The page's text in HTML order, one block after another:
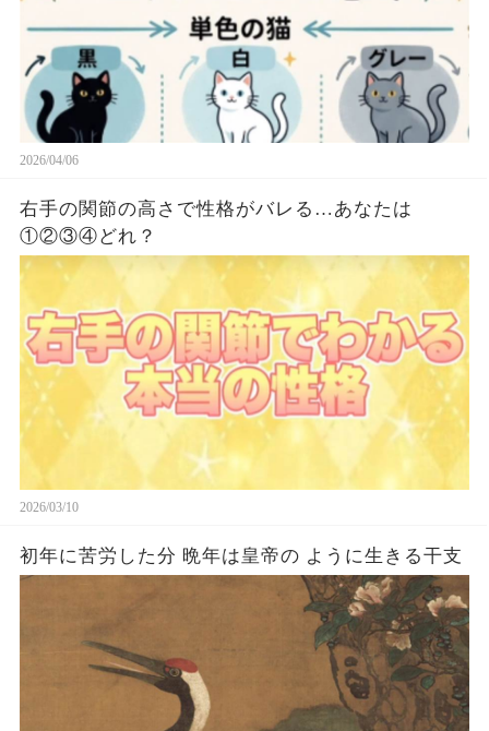
2026/04/06
右手の関節の高さで性格がバレる…あなたは
①②③④どれ？
2026/03/10
初年に苦労した分 晩年は皇帝の ように生きる干支